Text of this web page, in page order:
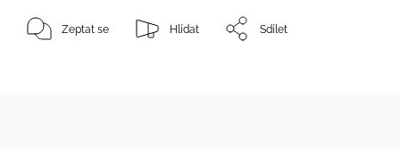
Zeptat se Hlídat Sdílet